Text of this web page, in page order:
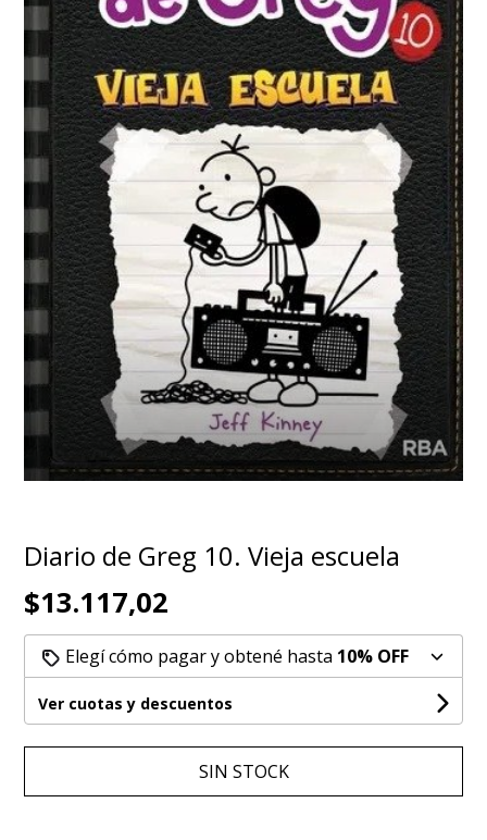
Diario de Greg 10. Vieja escuela
$13.117,02
Elegí cómo pagar y obtené hasta 10% OFF
Ver cuotas y descuentos
SIN STOCK